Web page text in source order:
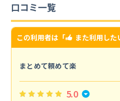
口コミ一覧
この利用者は「 また利用した
まとめて頼めて楽
5.0